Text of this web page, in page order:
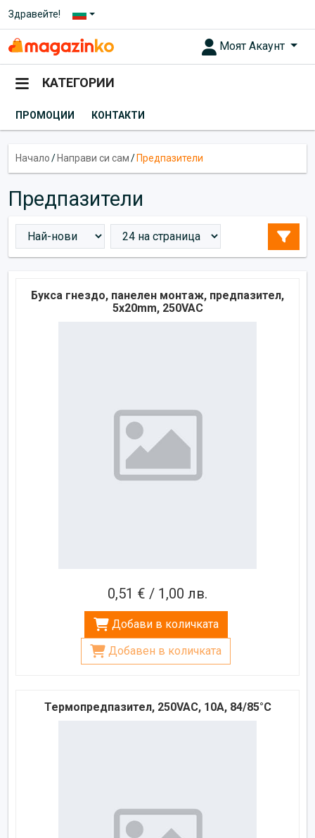
Здравейте!
Моят Акаунт
КАТЕГОРИИ
ПРОМОЦИИ КОНТАКТИ
Начало/ Направи си сам/ Предпазители
Предпазители
Букса гнездо, панелен монтаж, предпазител,
5x20mm, 250VAC
0,51 € / 1,00 лв.
Добави в количката
Добавен в количката
Термопредпазител, 250VAC, 10A, 84/85°C